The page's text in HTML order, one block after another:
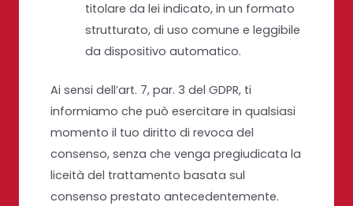
titolare da lei indicato, in un formato
strutturato, di uso comune e leggibile
da dispositivo automatico.
Ai sensi dell’art. 7, par. 3 del GDPR, ti
informiamo che può esercitare in qualsiasi
momento il tuo diritto di revoca del
consenso, senza che venga pregiudicata la
liceità del trattamento basata sul
consenso prestato antecedentemente.